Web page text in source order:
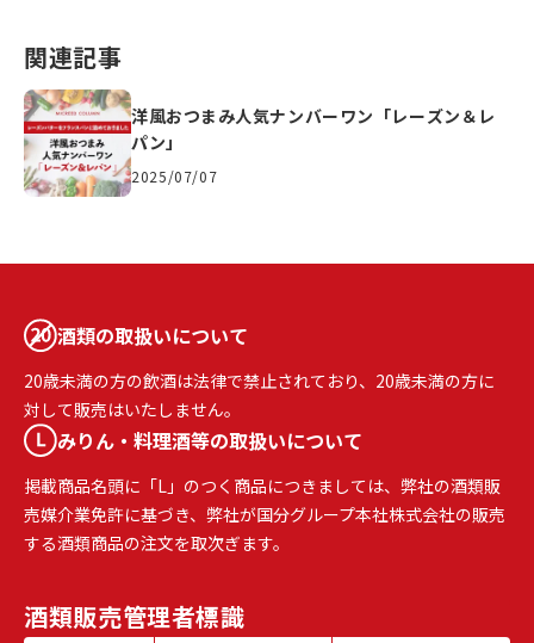
関連記事
洋風おつまみ人気ナンバーワン「レーズン＆レ
パン」
2025/07/07
酒類の取扱いについて
20歳未満の方の飲酒は法律で禁止されており、20歳未満の方に
対して販売はいたしません。
みりん・料理酒等の取扱いについて
掲載商品名頭に「L」のつく商品につきましては、弊社の酒類販
売媒介業免許に基づき、弊社が国分グループ本社株式会社の販売
する酒類商品の注文を取次ぎます。
酒類販売管理者標識